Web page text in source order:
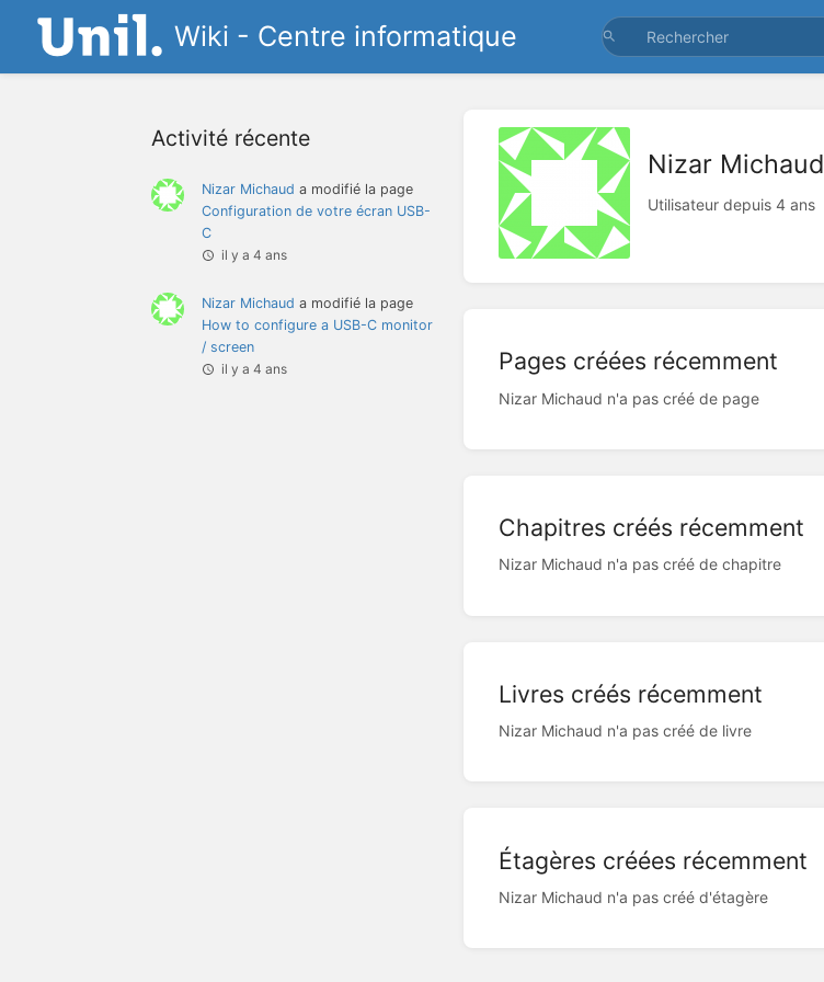
Wiki - Centre informatique
Activité récente
Nizar Michaud a modifié la page
Configuration de votre écran USB-
C
il y a 4 ans
Nizar Michaud a modifié la page
How to configure a USB-C monitor
/ screen
il y a 4 ans
Nizar Michaud
Utilisateur depuis 4 ans
Pages créées récemment
Nizar Michaud n'a pas créé de page
Chapitres créés récemment
Nizar Michaud n'a pas créé de chapitre
Livres créés récemment
Nizar Michaud n'a pas créé de livre
Étagères créées récemment
Nizar Michaud n'a pas créé d'étagère